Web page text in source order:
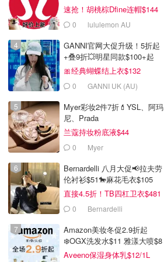
速抢！胡桃棕Dfine连帽$144
0 lululemon AU
GANNI官网大促升级！5折起
+叠9折💥明星同款$100+起
🎀经典蝴蝶结上衣$132
0 GANNI UK (AU)
Myer彩妆2件7折💄YSL、阿玛
尼、Prada
兰蔻持妆粉底液$44
0 Myer
Bernardelli 八月大促📢拉夫劳
伦衬衫$51🐎麻花毛衣$105
直接4.5折！TB四杠卫衣$481
0 Bernardelli
Amazon美妆冬促2.9折起
❄️OGX洗发水$11 雅漾大喷$8
Aveeno保湿身体乳$12/1L